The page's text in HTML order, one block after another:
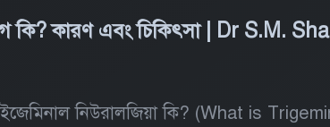
কি? কারণ এবং চিকিৎসা | Dr S.M.
নিউরালজিয়া কি? (What is